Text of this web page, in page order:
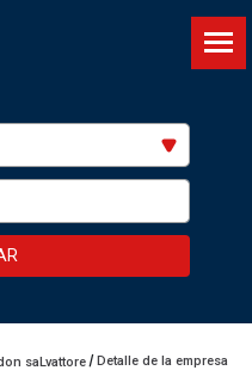
saLvattore Detalle de la empresa